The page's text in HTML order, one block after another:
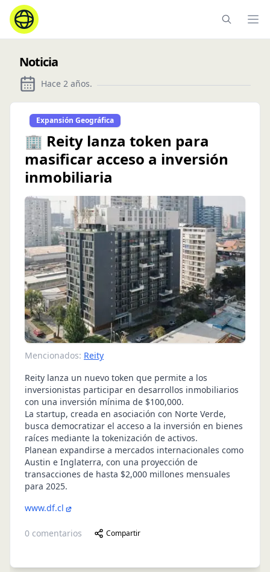
Noticia
Hace 2 años.
Expansión Geográfica
🏢 Reity lanza token para
masificar acceso a inversión
inmobiliaria
Mencionados: Reity
Reity lanza un nuevo token que permite a los
inversionistas participar en desarrollos inmobiliarios
con una inversión mínima de $100,000.
La startup, creada en asociación con Norte Verde,
busca democratizar el acceso a la inversión en bienes
raíces mediante la tokenización de activos.
Planean expandirse a mercados internacionales como
Austin e Inglaterra, con una proyección de
transacciones de hasta $2,000 millones mensuales
para 2025.
www.df.cl
0 comentarios Compartir